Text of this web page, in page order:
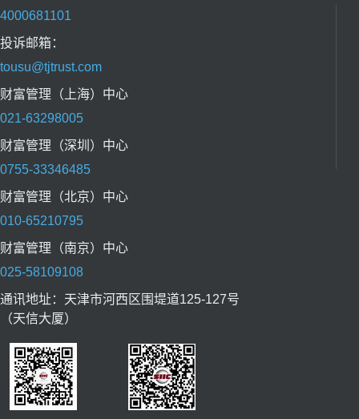
4000681101
投诉邮箱：
tousu@tjtrust.com
财富管理（上海）中心
021-63298005
财富管理（深圳）中心
0755-33346485
财富管理（北京）中心
010-65210795
财富管理（南京）中心
025-58109108
通讯地址：天津市河西区围堤道125-127号
（天信大厦）